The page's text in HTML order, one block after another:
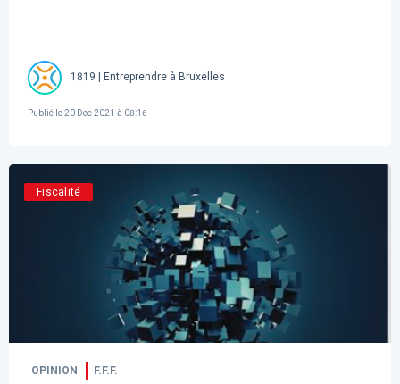
1819 | Entreprendre à Bruxelles
Publié le20 Dec 2021 à 08:16
Fiscalité
OPINION F.F.F.